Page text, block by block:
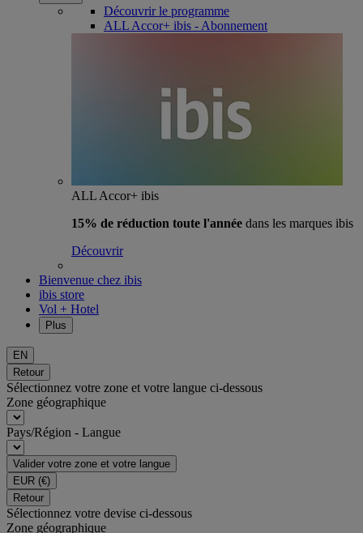
Découvrir le programme
ALL Accor+ ibis - Abonnement
ALL Accor+ ibis
15% de réduction toute l'année dans les marques ibis
Découvrir
Bienvenue chez ibis
ibis store
Vol + Hotel
Plus
EN
Retour
Sélectionnez votre zone et votre langue ci-dessous
Zone géographique
Pays/Région - Langue
Valider votre zone et votre langue
EUR (€)
Retour
Sélectionnez votre devise ci-dessous
Zone géographique